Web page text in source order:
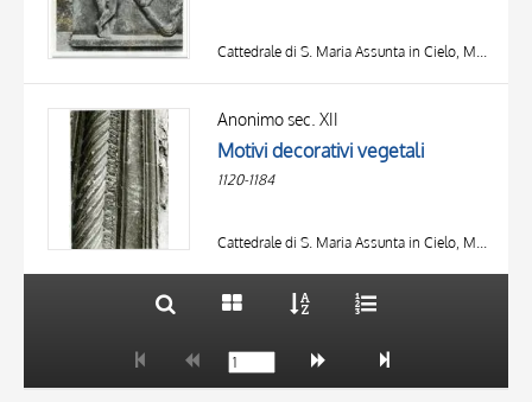
Cattedrale di S. Maria Assunta in Cielo, Modena
Anonimo sec. XII
Motivi decorativi vegetali
1120-1184
Cattedrale di S. Maria Assunta in Cielo, Modena
TITOLO
OGGETTO
20 RISULTATI